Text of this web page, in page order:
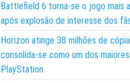
Battlefield 6 torna-se o jogo mais
após explosão de interesse dos
Horizon atinge 38 milhões de
consolida-se como um dos
PlayStation